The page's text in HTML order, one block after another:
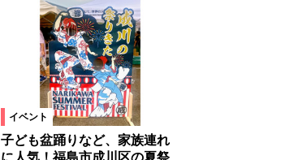
イベント
子ども盆踊りなど、家族連れ